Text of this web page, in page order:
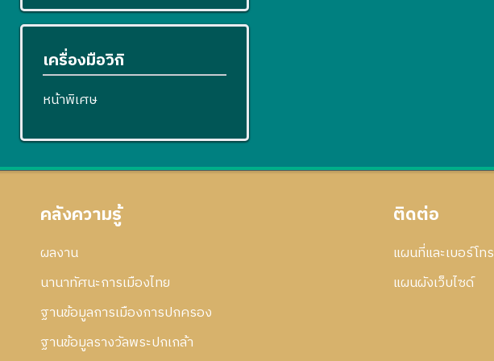
เครื่องมือวิกิ
หน้าพิเศษ
คลังความรู้
ผลงาน
นานาทัศนะการเมืองไทย
ฐานข้อมูลการเมืองการปกครอง
ฐานข้อมูลรางวัลพระปกเกล้า
ติดต่อ
แผนที่และเบอร์โทร
แผนผังเว็บไซด์